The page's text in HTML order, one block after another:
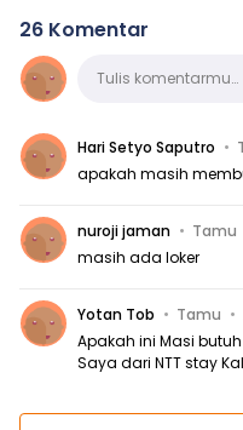
26 Komentar
KomentarTulis komentarmu…
Hari Setyo Saputro
apakah masih
nuroji jaman Tamu
masih ada loker
Yotan Tob Tamu
Apakah ini Masi
Saya dari NTT stay